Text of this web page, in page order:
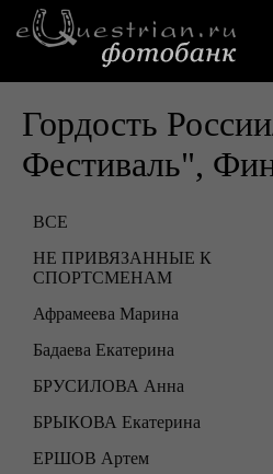
Гордость
Фестиваль",
ВСЕ
НЕ ПРИВЯЗАННЫЕ К
СПОРТСМЕНАМ
Афрамеева Марина
Бадаева Екатерина
БРУСИЛОВА Анна
БРЫКОВА Екатерина
ЕРШОВ Артем